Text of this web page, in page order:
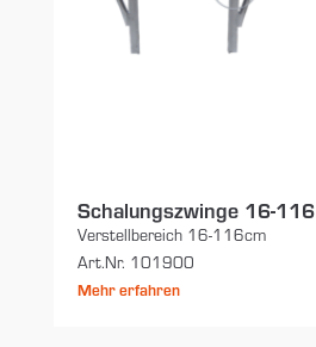
Schalungszwinge 16-116
Verstellbereich 16-116cm
Art.Nr. 101900
Mehr erfahren